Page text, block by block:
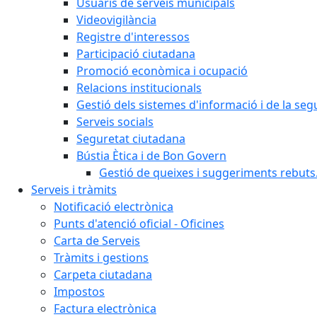
Videovigilància
Registre d'interessos
Participació ciutadana
Promoció econòmica i ocupació
Relacions institucionals
Gestió dels sistemes d'informació i de la
Serveis socials
Seguretat ciutadana
Bústia Ètica i de Bon Govern
Gestió de queixes i suggeriments rebuts.
Serveis i tràmits
Notificació electrònica
Punts d'atenció oficial - Oficines
Carta de Serveis
Tràmits i gestions
Carpeta ciutadana
Impostos
Factura electrònica